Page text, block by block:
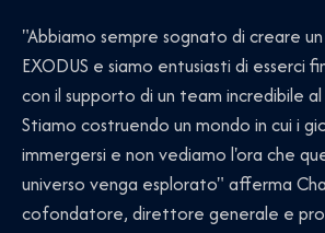
"Abbiamo sempre sognato di creare
EXODUS e siamo entusiasti di esserci
con il supporto di un team incredibile
Stiamo costruendo un mondo in cui i
immergersi e non vediamo l'ora che
universo venga esplorato" afferma
cofondatore, direttore generale e